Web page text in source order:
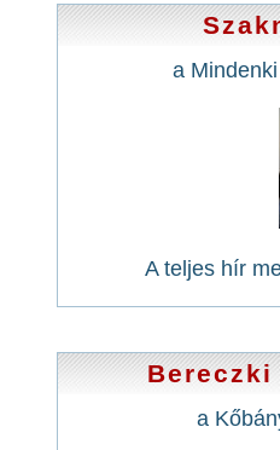
a
A teljes hír
a